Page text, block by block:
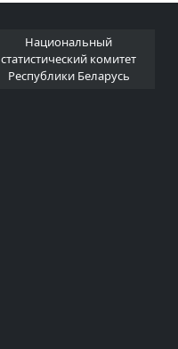
Национальный
статистический комитет
Республики Беларусь